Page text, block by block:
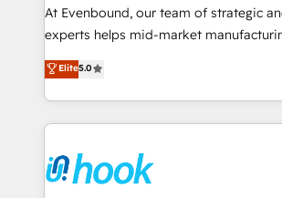
broke. Built for mid-market
solutions that work with your actual
HubSpot partners 🔄 Top 5% globally in
retention 📅 8+ years of consistent
move beyond spreadsheets into
that drive real business results.
At Evenbound, our team of strategic
experts helps mid-market
achieve real growth. We specialize in
tailored solutions that drive results by
HubSpot’s platform and data to fuel
Technical Solutions: - HubSpot Technical Consulting -
Onboarding - Data Migration & Integrations -
Technical Audit & Optimization Strategic Solutions: -
Elite5.0